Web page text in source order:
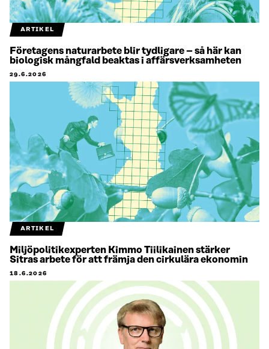
ARTIKEL
Företagens naturarbete blir tydligare – så här kan
biologisk mångfald beaktas i affärsverksamheten
29.6.2026
ARTIKEL
Miljöpolitikexperten Kimmo Tiilikainen stärker
Sitras arbete för att främja den cirkulära ekonomin
18.6.2026